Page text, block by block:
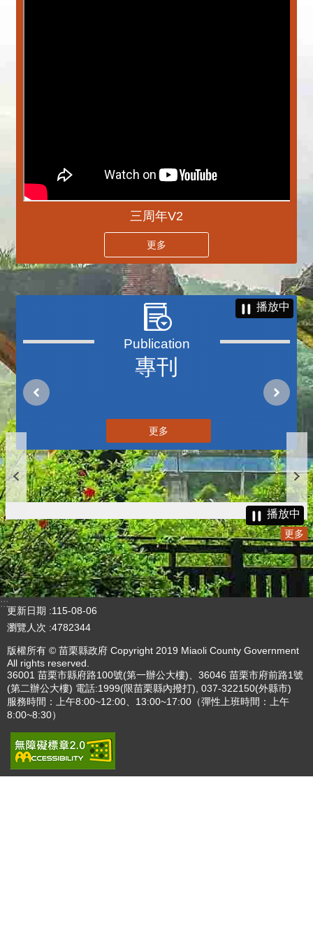
三周年V2
更多
專刊
播放中
更多
播放中
更多
:::
更新日期
115-08-06
瀏覽人次 4782344
版權所有 © 苗栗縣政府 Copyright 2019 Miaoli County Government
All rights reserved.
36001 苗栗市縣府路100號(第一辦公大樓)、36046 苗栗市府前路1號
(第二辦公大樓) 電話:1999(限苗栗縣內撥打), 037-322150(外縣市)
服務時間：上午8:00~12:00、13:00~17:00（彈性上班時間：上午
8:00~8:30）